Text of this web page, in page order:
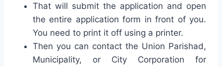
That will submit the application and open
the entire application form in front of you.
You need to print it off using a printer.
Then you can contact the Union Parishad,
Municipality, or City Corporation for